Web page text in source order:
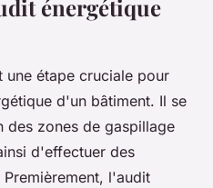
énergétique
une étape cruciale pour
d'un bâtiment. Il se
des zones de gaspillage
d'effectuer des
l'audit